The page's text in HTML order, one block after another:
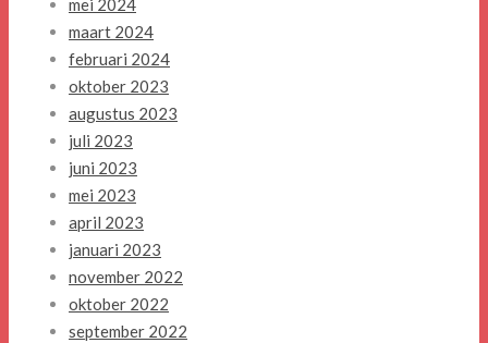
mei 2024
maart 2024
februari 2024
oktober 2023
augustus 2023
juli 2023
juni 2023
mei 2023
april 2023
januari 2023
november 2022
oktober 2022
september 2022